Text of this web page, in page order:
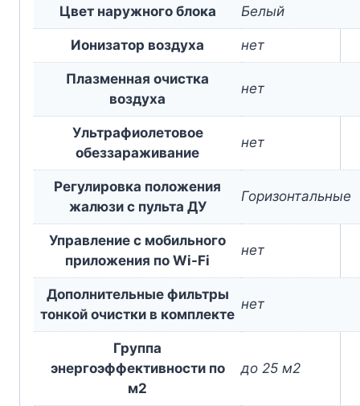
Цвет наружного блока Белый
Ионизатор воздуха нет
Плазменная очистка
воздуха
нет
Ультрафиолетовое
обеззараживание
нет
Регулировка положения
жалюзи с пульта ДУ
Горизонтальные
Управление c мобильного
приложения по Wi-Fi
нет
Дополнительные фильтры
тонкой очистки в комплекте
нет
Группа
энергоэффективности по
м2
до 25 м2